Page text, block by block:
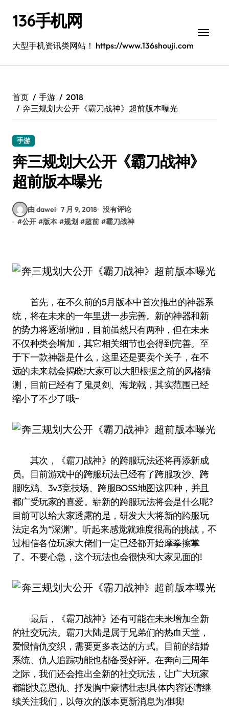
136手机网
大型手机资讯类网站！ https://www.136shouji.com
首页 手游
2018
奔三规划大公开《霸刀战神》超前版本曝光
手游
奔三规划大公开《霸刀战神》
超前版本曝光
由 dawei 7 月 9, 2018 没有评论
#公开 #版本 #规划 #超前 #霸刀战神
首先，在不久前的5月版本中首次推出的神器系
统，将在未来的一年里进一步完善。新的神器和新
的势力将逐渐增加，目前虽然只有两种，但在未来
不仅种类会增加，其它相关细节也会得到完善。至
于下一款神器是什么，这里还是要卖个关子，在不
远的未来就会揭晓!大家可以大胆根据之前的风格猜
测，目前已经有了鬼灵剑、海龙戟，其实范围已经
缩小了不少了哦~
其次，《霸刀战神》的跨服玩法还将再添新成
员。目前游戏中的跨服玩法已经有了跨服攻沙、跨
服吃鸡、3v3竞技场、跨服BOSS地图这四种，并且
都广受玩家的喜爱。崭新的跨服玩法将会是什么呢?
目前可以给大家透露的是，研发大大将新的跨服玩
法定名为“深渊”。听起来感觉就难度很高的挑战，不
过相信各位玩家大佬们一定已经都开始摩拳擦掌
了。不要心急，这个玩法也会很快和大家见面的!
最后，《霸刀战神》还有可能在未来增加全新
的社交玩法。霸刀大陆是属于兄弟们的热血天堂，
爱恨情仇交织，需要更多表达的方式。目前的结婚
系统、仇人追踪功能也都备受好评。在奔向三周年
之际，我们还会推出全新的社交玩法，让广大玩家
都能快意恩仇、抒发胸中豪情壮志!具体内容还请继
续关注我们，以每次的版本更新消息为准哦!